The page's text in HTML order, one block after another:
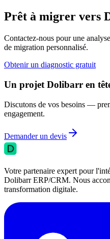
Prêt à migrer vers
Contactez-nous pour une
de migration personnalisé.
Obtenir un diagnostic gratuit
Un projet Dolibarr en
Discutons de vos besoins —
engagement.
Demander un devis
Votre partenaire expert pour
Dolibarr ERP/CRM. Nous
transformation digitale.